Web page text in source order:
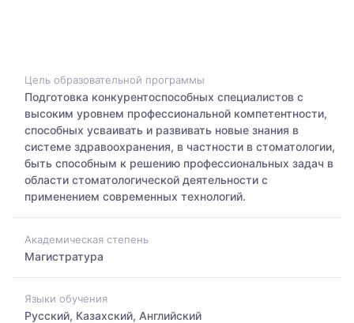
Цель образовательной программы
Подготовка конкурентоспособных специалистов с
высоким уровнем профессиональной компетентности,
способных усваивать и развивать новые знания в
системе здравоохранения, в частности в стоматологии,
быть способным к решению профессиональных задач в
области стоматологической деятельности с
применением современных технологий.
Академическая степень
Магистратура
Языки обучения
Русский, Казахский, Английский